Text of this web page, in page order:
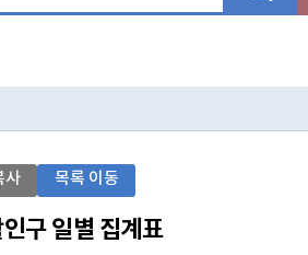
사 목록 이동
구 일별 집계표